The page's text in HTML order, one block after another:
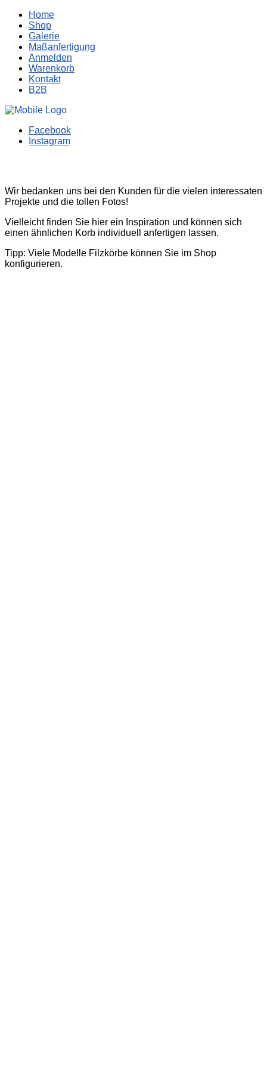
Home
Shop
Galerie
Maßanfertigung
Anmelden
Warenkorb
Kontakt
B2B
Facebook
Instagram
Wir bedanken uns bei den Kunden für die vielen interessaten
Projekte und die tollen Fotos!
Vielleicht finden Sie hier ein Inspiration und können sich
einen ähnlichen Korb individuell anfertigen lassen.
Tipp: Viele Modelle Filzkörbe können Sie im Shop
konfigurieren.